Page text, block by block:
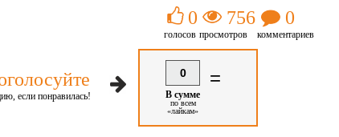
если понравилась!
0
голосов
756
просмотров
0
комментариев
0
В сумме
по всем
«лайкам»
=